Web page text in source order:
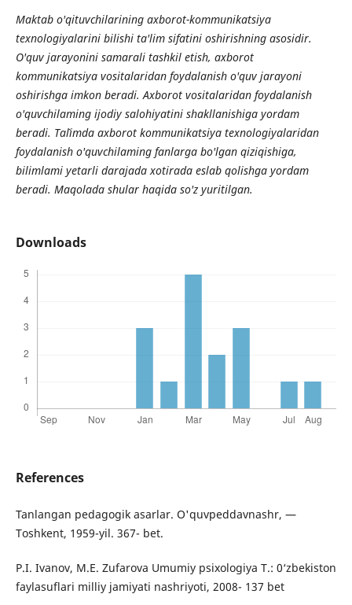
Maktab o'qituvchilarining axborot-kommunikatsiya
texnologiyalarini bilishi ta'lim sifatini oshirishning asosidir.
O'quv jarayonini samarali tashkil etish, axborot
kommunikatsiya vositalaridan foydalanish o'quv jarayoni
oshirishga imkon beradi. Axborot vositalaridan foydalanish
o'quvchilaming ijodiy salohiyatini shakllanishiga yordam
beradi. Ta`limda axborot kommunikatsiya texnologiyalaridan
foydalanish o'quvchilaming fanlarga bo'lgan qiziqishiga,
bilimlami yetarli darajada xotirada eslab qolishga yordam
beradi. Maqolada shular haqida so'z yuritilgan.
Downloads
References
Tanlangan pedagogik asarlar. O'quvpeddavnashr, —
Toshkent, 1959-yil. 367- bet.
P.I. Ivanov, M.E. Zufarova Umumiy psixologiya Т.: 0‘zbekiston
faylasuflari milliy jamiyati nashriyoti, 2008- 137 bet